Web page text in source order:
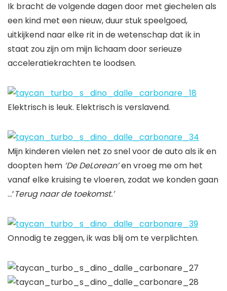
Ik bracht de volgende dagen door met giechelen als
een kind met een nieuw, duur stuk speelgoed,
uitkijkend naar elke rit in de wetenschap dat ik in
staat zou zijn om mijn lichaam door serieuze
acceleratiekrachten te loodsen.
Elektrisch is leuk. Elektrisch is verslavend.
Mijn kinderen vielen net zo snel voor de auto als ik en
doopten hem ‘De DeLorean’en vroeg me om het
vanaf elke kruising te vloeren, zodat we konden gaan
…’Terug naar de toekomst.’
Onnodig te zeggen, ik was blij om te verplichten.